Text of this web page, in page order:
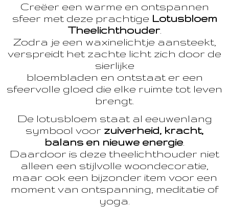
Creëer een warme en ontspannen
sfeer met deze prachtige Lotusbloem
Theelichthouder.
Zodra je een waxinelichtje aansteekt,
verspreidt het zachte licht zich door de
sierlijke
bloembladen en ontstaat er een
sfeervolle gloed die elke ruimte tot leven
brengt.
De lotusbloem staat al eeuwenlang
symbool voor zuiverheid, kracht,
balans en nieuwe energie
Daardoor is deze theelichthouder niet
alleen een stijlvolle woondecoratie,
maar ook een bijzonder item voor een
moment van ontspanning, meditatie of
yoga.